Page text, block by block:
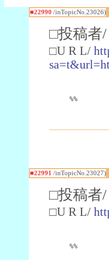
■22990 /inTopicNo.23026)
□投稿者/
□U R L/
%%
■22991 /inTopicNo.23027)
□投稿者/
□U R L/
%%